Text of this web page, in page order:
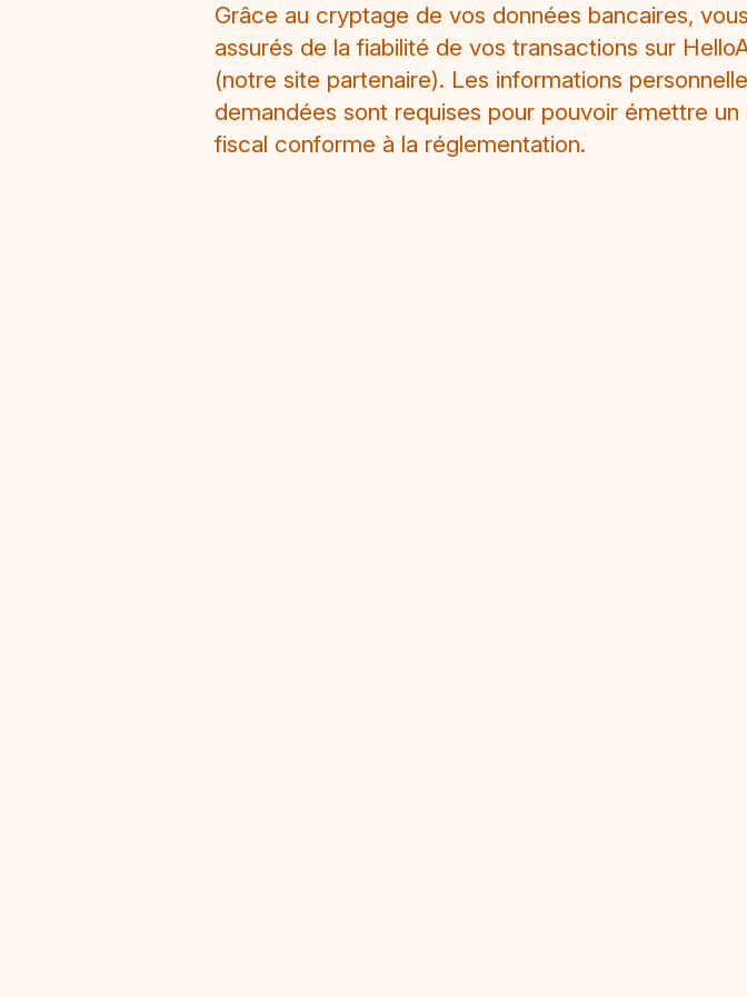
Grâce au cryptage de vos données bancaires,
assurés de la fiabilité de vos transactions sur
(notre site partenaire). Les informations
demandées sont requises pour pouvoir émettre un
fiscal conforme à la réglementation.